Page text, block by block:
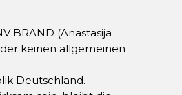
BRAND (Anastasija
keinen allgemeinen
Deutschland.